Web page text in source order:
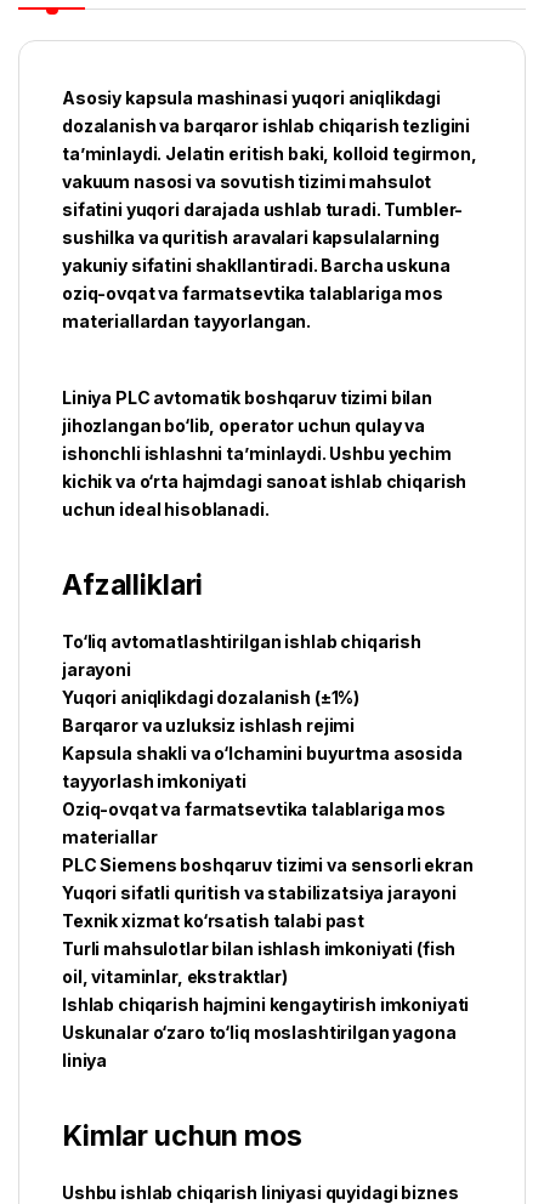
Asosiy kapsula mashinasi yuqori aniqlikdagi
dozalanish va barqaror ishlab chiqarish tezligini
ta’minlaydi. Jelatin eritish baki, kolloid tegirmon,
vakuum nasosi va sovutish tizimi mahsulot
sifatini yuqori darajada ushlab turadi. Tumbler-
sushilka va quritish aravalari kapsulalarning
yakuniy sifatini shakllantiradi. Barcha uskuna
oziq-ovqat va farmatsevtika talablariga mos
materiallardan tayyorlangan.
Liniya PLC avtomatik boshqaruv tizimi bilan
jihozlangan bo‘lib, operator uchun qulay va
ishonchli ishlashni ta’minlaydi. Ushbu yechim
kichik va o‘rta hajmdagi sanoat ishlab chiqarish
uchun ideal hisoblanadi.
Afzalliklari
To‘liq avtomatlashtirilgan ishlab chiqarish
jarayoni
Yuqori aniqlikdagi dozalanish (±1%)
Barqaror va uzluksiz ishlash rejimi
Kapsula shakli va o‘lchamini buyurtma asosida
tayyorlash imkoniyati
Oziq-ovqat va farmatsevtika talablariga mos
materiallar
PLC Siemens boshqaruv tizimi va sensorli ekran
Yuqori sifatli quritish va stabilizatsiya jarayoni
Texnik xizmat ko‘rsatish talabi past
Turli mahsulotlar bilan ishlash imkoniyati (fish
oil, vitaminlar, ekstraktlar)
Ishlab chiqarish hajmini kengaytirish imkoniyati
Uskunalar o‘zaro to‘liq moslashtirilgan yagona
liniya
Kimlar uchun mos
Ushbu ishlab chiqarish liniyasi quyidagi biznes